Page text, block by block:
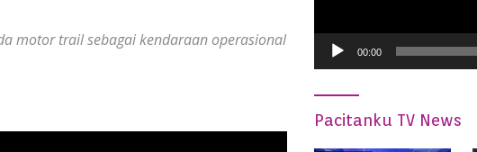
motor trail sebagai kendaraan operasional
00:00
Pacitanku TV News